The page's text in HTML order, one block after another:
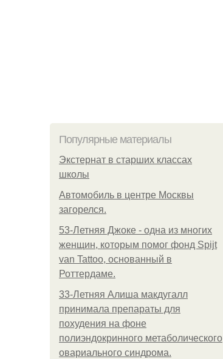
Популярные материалы
Экстернат в старших классах
школы
Автомобиль в центре Москвы
загорелся.
53-Летняя Джоке - одна из многих
женщин, которым помог фонд Spijt
van Tattoo, основанный в
Роттердаме.
33-Летняя Алиша макдугалл
принимала препараты для
похудения на фоне
полиэндокринного метаболического
овариального синдрома.